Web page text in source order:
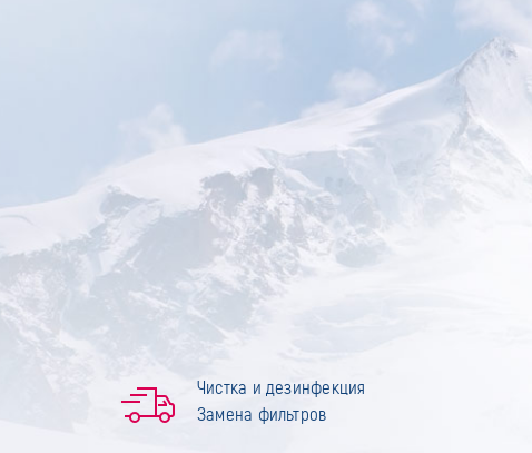
Чистка и дезинфекция
Замена фильтров